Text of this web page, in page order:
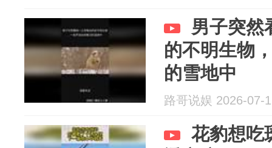
男子突然
的不明生物
的雪地中
路哥说娱 2026-07-
花豹想吃